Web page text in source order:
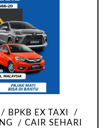
BPKB EX TAXI
CAIR SEHARI